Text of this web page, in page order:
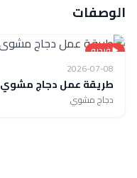
الوصفات
فيديو
2026-07-08
طريقة عمل دجاج مشوي
دجاج مشوي